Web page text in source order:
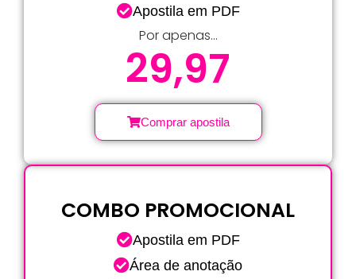
Apostila em PDF
Por apenas...
29,97
Comprar apostila
COMBO PROMOCIONAL
Apostila em PDF
Área de anotação